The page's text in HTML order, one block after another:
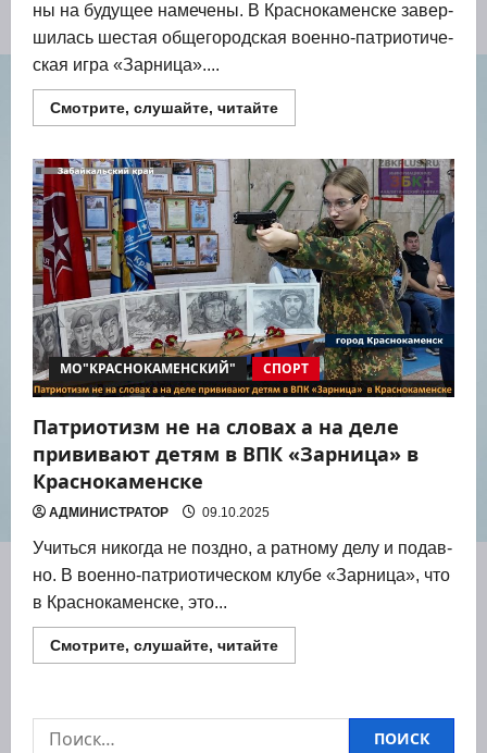
ны на буду­щее наме­че­ны. В Крас­но­ка­мен­ске завер­
ши­лась шестая обще­го­род­ская воен­но-пат­ри­о­ти­че­
ская игра «Зар­ни­ца»....
Смотрите, слушайте, читайтеПрочитать
больше
Краснокаменске
состоялось
закрытие
шестой
общегородской
игры
“Зарница”
МО"КРАСНОКАМЕНСКИЙ" СПОРТ
Патриотизм не на словах а на деле
прививают детям в ВПК «Зарница» в
Краснокаменске
АДМИНИСТРАТОР 09.10.2025
Учить­ся нико­гда не позд­но, а рат­но­му делу и подав­
но. В воен­но-пат­ри­о­ти­че­ском клу­бе «Зар­ни­ца», что
в Крас­но­ка­мен­ске, это...
Смотрите, слушайте, читайтеПрочитать
больше
на
Найти: